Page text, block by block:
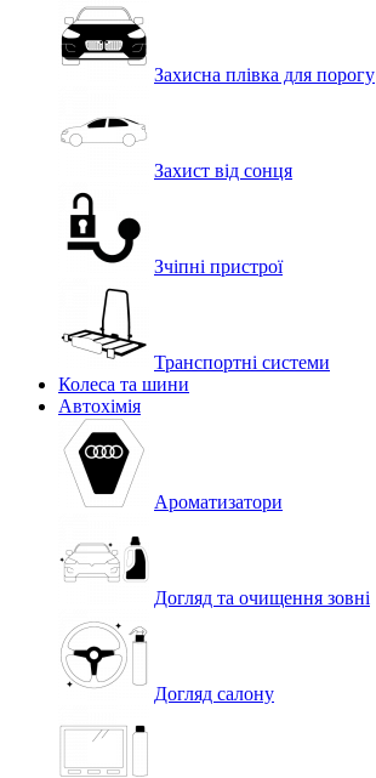
Захисна плівка для порогу
Захист від сонця
Зчіпні пристрої
Транспортні системи
Колеса та шини
Автохімія
Ароматизатори
Догляд та очищення зовні
Догляд салону